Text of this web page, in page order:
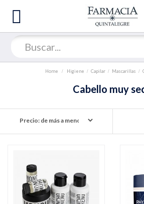
Home Higiene Capilar Mascarillas
Cabello muy